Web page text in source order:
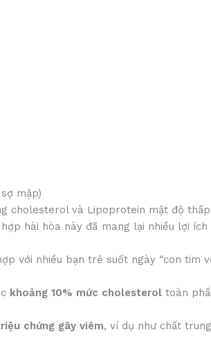
mập)
cholesterol và Lipoprotein mật độ thấp
hài hòa này đã mang lại nhiều lợi ích
với nhiều bạn trẻ suốt ngày “con tim
khoảng 10% mức cholesterol toàn
chứng gây viêm, ví dụ như chất